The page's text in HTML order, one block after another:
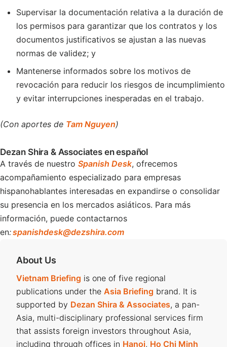
Supervisar la documentación relativa a la duración de
los permisos para garantizar que los contratos y los
documentos justificativos se ajustan a las nuevas
normas de validez; y
Mantenerse informados sobre los motivos de
revocación para reducir los riesgos de incumplimiento
y evitar interrupciones inesperadas en el trabajo.
(Con aportes de Tam Nguyen)
Dezan Shira & Associates en español
A través de nuestro Spanish Desk, ofrecemos
acompañamiento especializado para empresas
hispanohablantes interesadas en expandirse o consolidar
su presencia en los mercados asiáticos. Para más
información, puede contactarnos
en:spanishdesk@dezshira.com
About Us
Vietnam Briefing is one of five regional
publications under the Asia Briefing brand. It is
supported by Dezan Shira & Associates, a pan-
Asia, multi-disciplinary professional services firm
that assists foreign investors throughout Asia,
including through offices in Hanoi, Ho Chi Minh